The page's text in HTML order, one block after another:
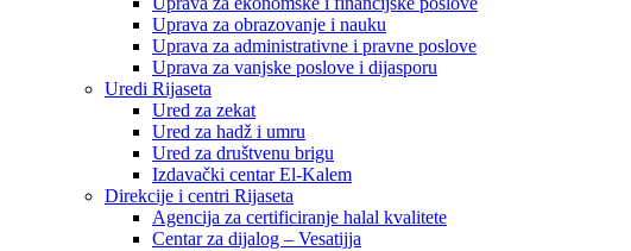
Uprava za obrazovanje i nauku
Uprava za administrativne i pravne poslove
Uprava za vanjske poslove i dijasporu
Uredi Rijaseta
Ured za zekat
Ured za hadž i umru
Ured za društvenu brigu
Izdavački centar El-Kalem
Direkcije i centri Rijaseta
Agencija za certificiranje halal kvalitete
Centar za dijalog – Vesatijja